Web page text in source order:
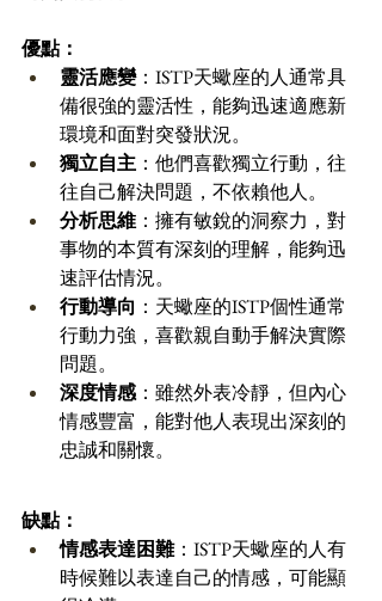
優點：
靈活應變：ISTP天蠍座的人通常具
備很強的靈活性，能夠迅速適應新
環境和面對突發狀況。
獨立自主 ：他們喜歡獨立行動，往
往自己解決問題，不依賴他人。
分析思維 ：擁有敏銳的洞察力，對
事物的本質有深刻的理解，能夠迅
速評估情況。
行動導向 ：天蠍座的ISTP個性通常
行動力強，喜歡親自動手解決實際
問題。
深度情感：雖然外表冷靜，但內心
情感豐富，能對他人表現出深刻的
忠誠和關懷。
缺點：
情感表達困難：ISTP天蠍座的人有
時候難以表達自己的情感，可能顯